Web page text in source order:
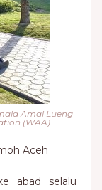
Amal Lueng
(WAA)
Aceh
abad selalu